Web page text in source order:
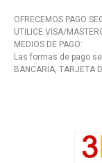
OFRECEMOS PAGO
UTILICE VISA/
MEDIOS DE PAGO:
Las formas de pago
BANCARIA, TARJETA